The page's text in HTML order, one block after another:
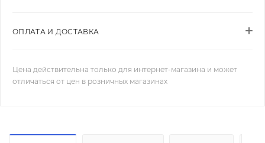
ОПЛАТА И ДОСТАВКА
Цена действительна только для интернет-магазина и может
отличаться от цен в розничных магазинах